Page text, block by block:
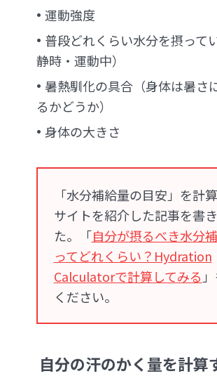
運動強度
普段どれくらい水分を摂って
静時・運動中）
暑熱馴化の具合（身体は暑さ
るかどうか）
身体の大きさ
「水分補給量の目安」を計
サイトを紹介した記事を書
た。「自分が摂るべき水分
ってどれくらい？Hydration
Calculatorで計算してみる
ください。
自分の汗のかく量を計算